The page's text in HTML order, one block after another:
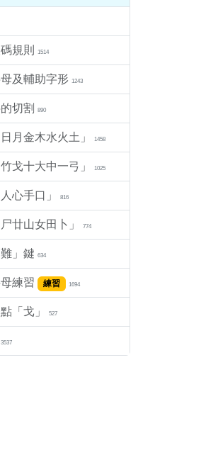
規則 1514
及輔助字形 1243
切割 890
月金木水火土」 1458
戈十大中一弓」 1025
心手口」 816
廿山女田卜」 774
」鍵 634
練習 練習 1694
「戈」 527
3537